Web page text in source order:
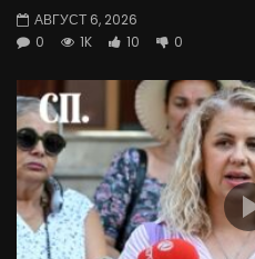
АВГУСТ 6, 2026
0
1K 10 0